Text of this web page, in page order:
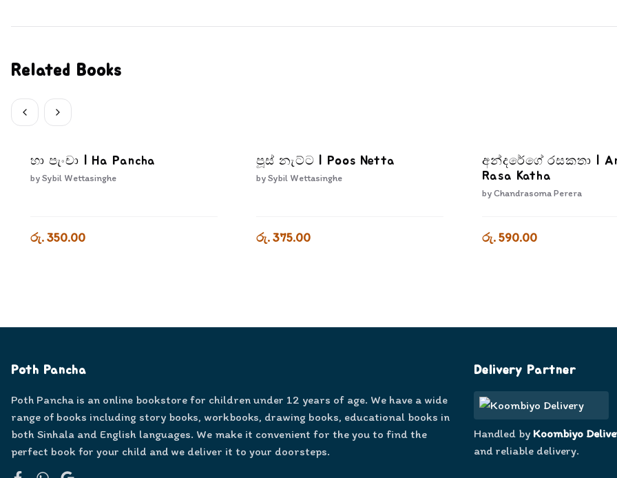
Related Books
හා පැංචා | Ha Pancha
bySybil Wettasinghe
රු. 350.00
පූස් නැට්ට | Poos Netta
bySybil Wettasinghe
රු. 375.00
අන්දරේගේ රසකතා |
Rasa Katha
byChandrasoma Perera
රු. 590.00
Poth Pancha
Poth Pancha is an online bookstore for children under 12 years of age. We have a wide
range of books including story books, workbooks, drawing books, educational books in
both Sinhala and English languages. We make it convenient for the you to find the
perfect book for your child and we deliver it to your doorsteps.
Delivery Partner
Handled by Koombiyo
and reliable delivery.